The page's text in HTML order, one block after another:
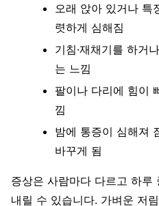
오래 앉아 있거나 특
렷하게 심해짐
기침·재채기를 하거
는 느낌
팔이나 다리에 힘이
낌
밤에 통증이 심해져
바꾸게 됨
증상은 사람마다 다르고 하루
내릴 수 있습니다. 가벼운 저